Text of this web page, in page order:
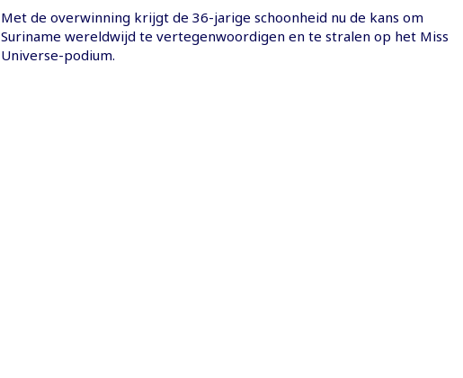
Met de overwinning krijgt de 36-jarige schoonheid nu de kans om
Suriname wereldwijd te vertegenwoordigen en te stralen op het Miss
Universe-podium.